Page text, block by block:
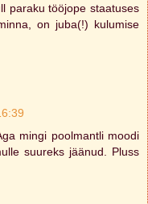
paraku tööjope staatuses
on juba(!) kulumise
mingi poolmantli moodi
suureks jäänud. Pluss